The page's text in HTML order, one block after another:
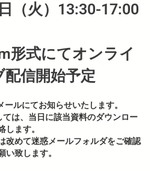
（火）13:30-17:00
形式にてオンライ
配信開始予定
ルにてお知らせいたします。
は、当日に該当資料のダウンロー
します。
改めて迷惑メールフォルダをご確認
い致します。